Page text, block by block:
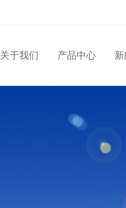
关于我们 产品中心